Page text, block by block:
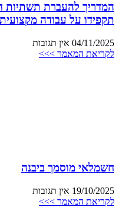
המדריך להעברת תשתיות
תקפידו על עבודה
04/11/2025 אין תגובות
לקריאת המאמר >>>
חשמלאי מוסמך ביבנה
19/10/2025 אין תגובות
לקריאת המאמר >>>